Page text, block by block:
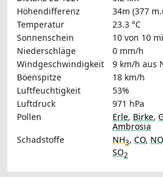
Höhendifferenz
34m (377
Temperatur
23.3 °C
Sonnenschein
10 von 10
Niederschläge
0 mm/h
Windgeschwindigkeit
9 km/h aus
Böenspitze
18 km/h
Luftfeuchtigkeit
53%
Luftdruck
971 hPa
Pollen
Erle, Birke,
Ambrosia
Schadstoffe
NH3, CO, NO
SO2